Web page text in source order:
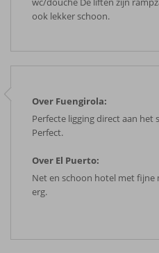
ook lekker schoon.
Over Fuengirola:
Perfecte ligging direct aan
Perfect.
Over El Puerto:
Net en schoon hotel met fijne
erg.